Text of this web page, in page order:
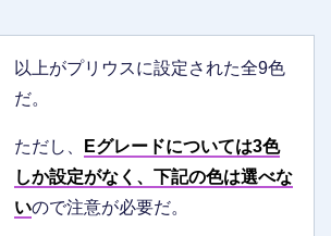
以上がプリウスに設定された全9色
だ。
ただし、
Eグレードについては3色
しか設定がなく、下記の色は選べな
いので注意が必要だ。